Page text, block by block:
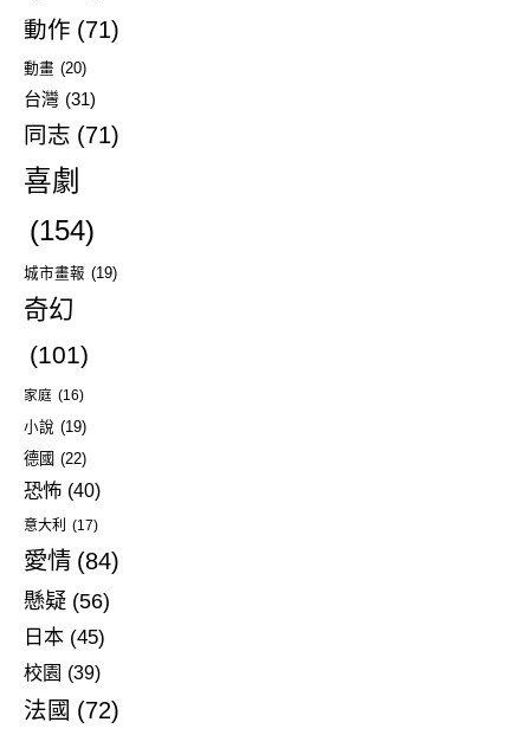
動作 (71)
動畫 (20)
台灣 (31)
同志 (71)
喜劇
(154)
城市畫報 (19)
奇幻
(101)
家庭 (16)
小說 (19)
德國 (22)
恐怖 (40)
意大利 (17)
愛情 (84)
懸疑 (56)
日本 (45)
校園 (39)
法國 (72)